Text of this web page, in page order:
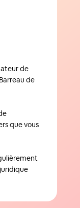
de
de
que vous